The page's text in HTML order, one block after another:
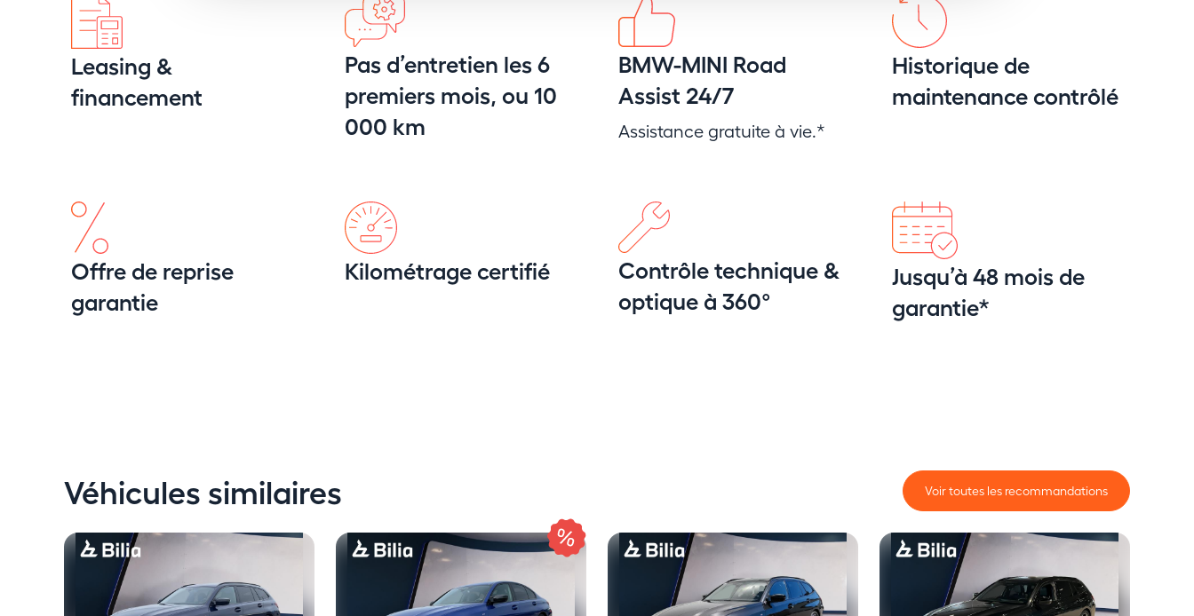
Leasing &
financement
Pas d’entretien les 6
premiers mois, ou 10
000 km
BMW-MINI Road
Assist 24/7
Assistance gratuite à vie.*
Historique de
maintenance contrôlé
Offre de reprise
garantie
Kilométrage certifié
Contrôle technique &
optique à 360°
Jusqu’à 48 mois de
garantie*
Véhicules similaires Voir toutes les recommandations